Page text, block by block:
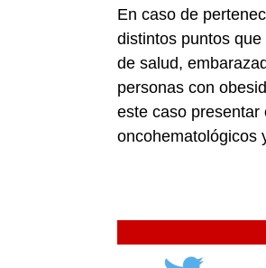
En caso de
distintos puntos
de salud,
personas con
este caso presentar
oncohematológicos